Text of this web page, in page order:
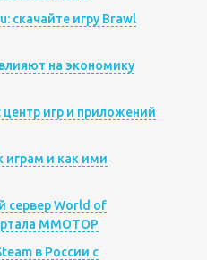
скачайте игру Brawl
на экономику
центр игр и приложений
играм и как ими
сервер World of
MMOTOP
в России с